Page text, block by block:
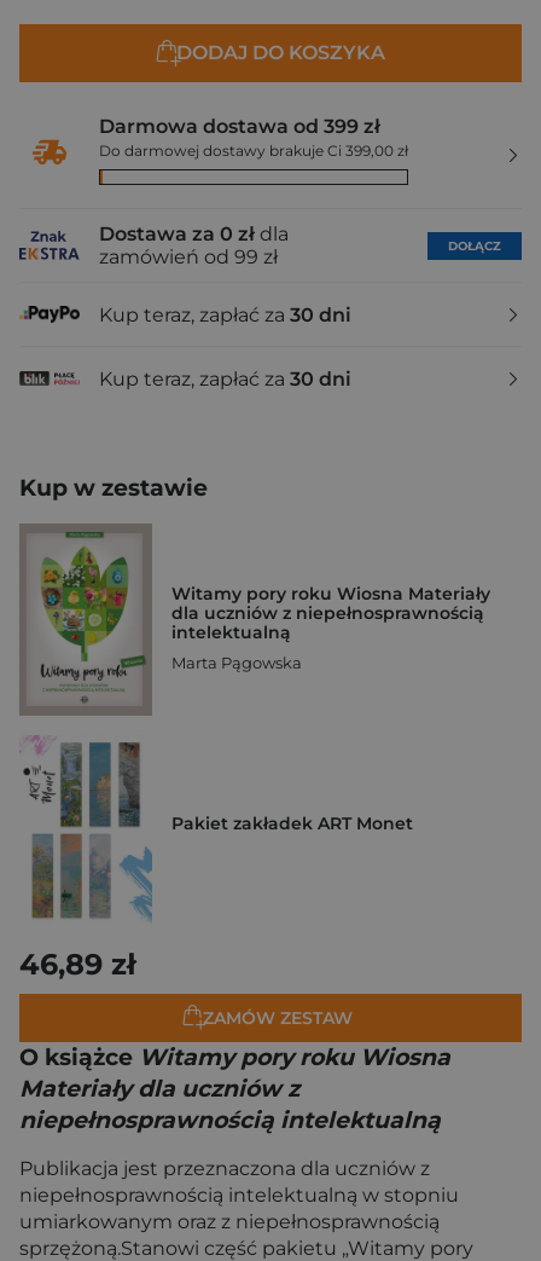
DODAJ DO KOSZYKA
Darmowa dostawa od 399 zł
Do darmowej dostawy brakuje Ci 399,00 zł
Dostawa za 0 zł dla
zamówień od 99 zł
DOŁĄCZ
Kup teraz, zapłać za 30 dni
Kup teraz, zapłać za 30 dni
Kup w zestawie
Witamy pory roku Wiosna Materiały
dla uczniów z niepełnosprawnością
intelektualną
Marta Pągowska
Pakiet zakładek ART Monet
46,89 zł
ZAMÓW ZESTAW
O książce Witamy pory roku Wiosna
Materiały dla uczniów z
niepełnosprawnością intelektualną
Publikacja jest przeznaczona dla uczniów z
niepełnosprawnością intelektualną w stopniu
umiarkowanym oraz z niepełnosprawnością
sprzężoną.Stanowi część pakietu „Witamy pory